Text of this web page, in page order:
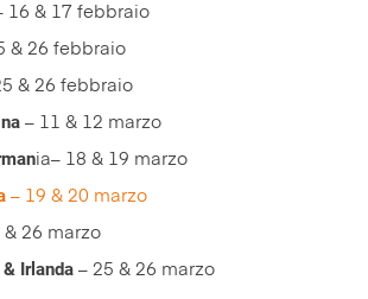
16 & 17 febbraio
& 26 febbraio
& 26 febbraio
– 11 & 12 marzo
ia– 18 & 19 marzo
– 19 & 20 marzo
& 26 marzo
& Irlanda – 25 & 26 marzo